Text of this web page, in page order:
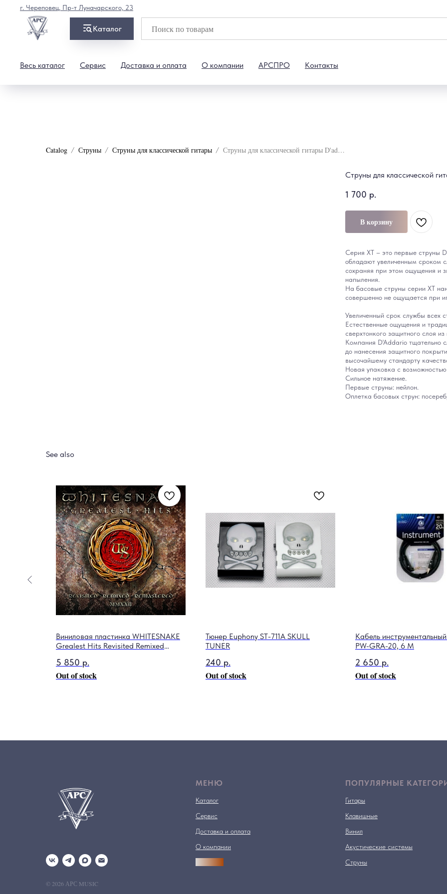
Каталог
Весь каталог Сервис Доставка и оплата О компании АРСПРО Контакты
г. Череповец, Пр-т Луначарского, 23
Catalog Струны Струны для классической гитары Струны для классической гитары D'addario XTC46
Струны для классической
1 700 р.
В корзину
Серия XT – это первые струны
обладают увеличенным сроком
сохраняя при этом ощущения и
напыления.
На басовые струны серии XT
совершенно не ощущается при
Увеличенный срок службы всех
Естественные ощущения и
сверхтонкого защитного слоя
Компания D'Addario тщательно
до нанесения защитного
высочайшему стандарту
Новая упаковка с
Сильное натяжение.
Первые струны: нейлон.
Оплетка басовых струн:
See also
Виниловая пластинка WHITESNAKE
Grealest Hits Revisited Remixed
5 850 р.
Out of stock
Тюнер Euphony ST-711A SKULL
TUNER
240 р.
Out of stock
Кабель
PW-GRA-20, 6 М
2 650 р.
Out of stock
© 2026 АРС MUSIC
МЕНЮ
Каталог
Сервис
Доставка и оплата
О компании
ПОПУЛЯРНЫЕ
Гитары
Клавишные
Винил
Акустические системы
Струны